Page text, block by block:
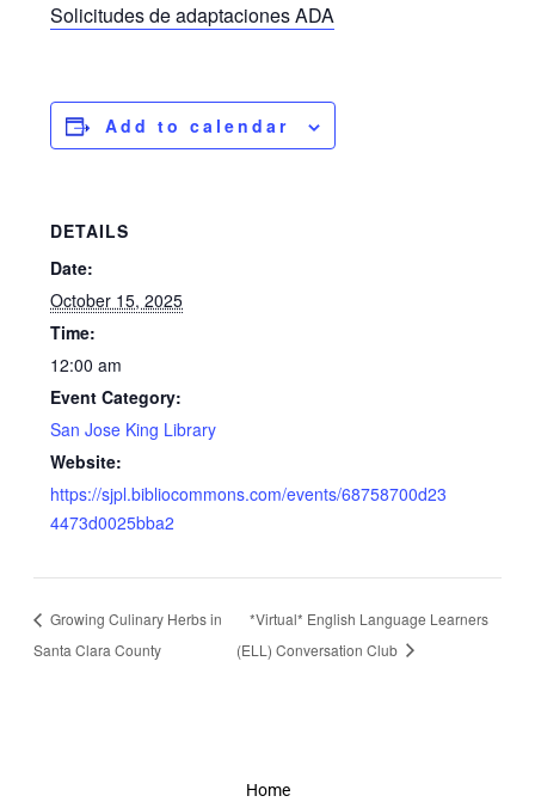
Solicitudes de adaptaciones ADA
Add to calendar
DETAILS
Date:
October 15, 2025
Time:
12:00 am
Event Category:
San Jose King Library
Website:
https://sjpl.bibliocommons.com/events/68758700d23
4473d0025bba2
Growing Culinary Herbs in
Santa Clara County
*Virtual* English Language Learners
(ELL) Conversation Club
Home